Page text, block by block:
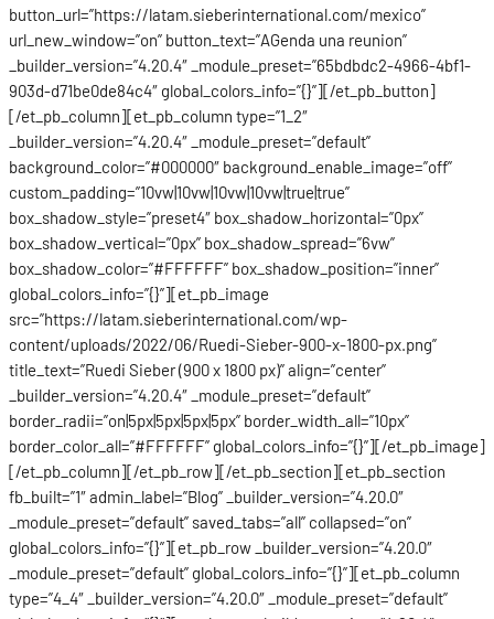
button_url=”https://latam.sieberinternational.com/mexico”
url_new_window=”on” button_text=”AGenda una reunion”
_builder_version=”4.20.4″ _module_preset=”65bdbdc2-4966-4bf1-
903d-d71be0de84c4″ global_colors_info=”{}”][/et_pb_button]
[/et_pb_column][et_pb_column type=”1_2″
_builder_version=”4.20.4″ _module_preset=”default”
background_color=”#000000″ background_enable_image=”off”
custom_padding=”10vw|10vw|10vw|10vw|true|true”
box_shadow_style=”preset4″ box_shadow_horizontal=”0px”
box_shadow_vertical=”0px” box_shadow_spread=”6vw”
box_shadow_color=”#FFFFFF” box_shadow_position=”inner”
global_colors_info=”{}”][et_pb_image
src=”https://latam.sieberinternational.com/wp-
content/uploads/2022/06/Ruedi-Sieber-900-x-1800-px.png”
title_text=”Ruedi Sieber (900 x 1800 px)” align=”center”
_builder_version=”4.20.4″ _module_preset=”default”
border_radii=”on|5px|5px|5px|5px” border_width_all=”10px”
border_color_all=”#FFFFFF” global_colors_info=”{}”][/et_pb_image]
[/et_pb_column][/et_pb_row][/et_pb_section][et_pb_section
fb_built=”1″ admin_label=”Blog” _builder_version=”4.20.0″
_module_preset=”default” saved_tabs=”all” collapsed=”on”
global_colors_info=”{}”][et_pb_row _builder_version=”4.20.0″
_module_preset=”default” global_colors_info=”{}”][et_pb_column
type=”4_4″ _builder_version=”4.20.0″ _module_preset=”default”